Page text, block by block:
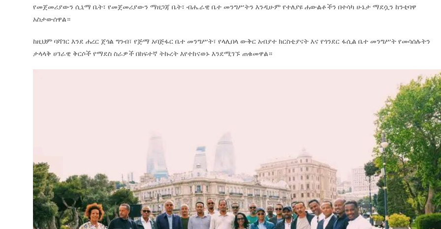
የመጀመሪያውን ሲኒማ ቤት፣ የመጀመሪያውን ማዘጋጃ ቤት፣ ብሔራዊ ቤተ መንግሥትን እንዲሁም የተለያዩ ሐውልቶችን በተሳካ ሁኔታ ማደሷን ከንቲባዋ
አስታውሰዋል።
ከዚህም ባሻገር እንደ ሐረር ጀጎል ግንብ፣ የጅማ አባጅፋር ቤተ መንግሥት፣ የላሊበላ ውቅር አብያተ ክርስቲያናት እና የጎንደር ፋሲል ቤተ መንግሥት የመሳሰሉትን
ታላላቅ ሀገራዊ ቅርሶች የማደስ ስራዎች በከፍተኛ ትኩረት እየተከናወኑ እንደሚገኙ ጠቁመዋል።